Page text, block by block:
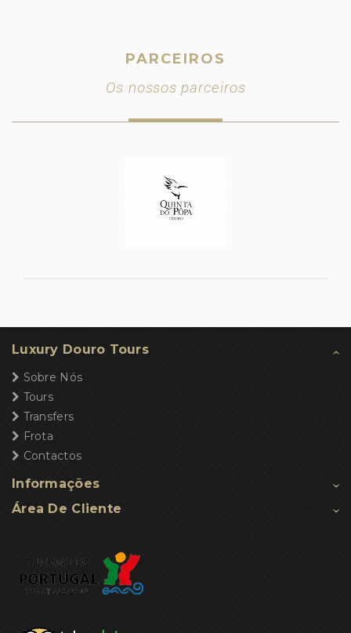
PARCEIROS
Os nossos parceiros
Luxury Douro Tours
Sobre Nós
Tours
Transfers
Frota
Contactos
Informações
Área De Cliente